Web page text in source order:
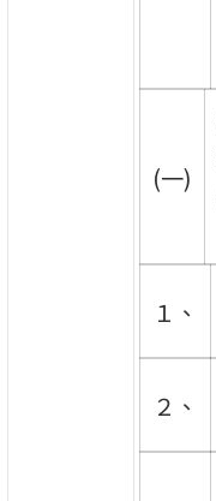
(一)
１、
２、